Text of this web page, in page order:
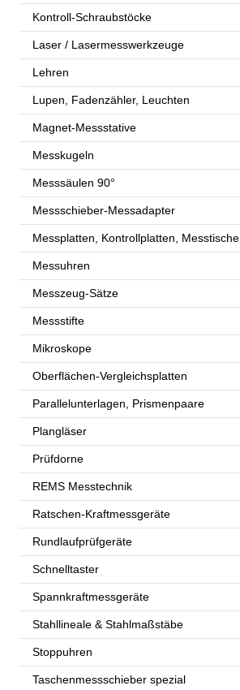
Kontroll-Schraubstöcke
Laser / Lasermesswerkzeuge
Lehren
Lupen, Fadenzähler, Leuchten
Magnet-Messstative
Messkugeln
Messsäulen 90°
Messschieber-Messadapter
Messplatten, Kontrollplatten, Messtische
Messuhren
Messzeug-Sätze
Messstifte
Mikroskope
Oberflächen-Vergleichsplatten
Parallelunterlagen, Prismenpaare
Plangläser
Prüfdorne
REMS Messtechnik
Ratschen-Kraftmessgeräte
Rundlaufprüfgeräte
Schnelltaster
Spannkraftmessgeräte
Stahllineale & Stahlmaßstäbe
Stoppuhren
Taschenmessschieber spezial